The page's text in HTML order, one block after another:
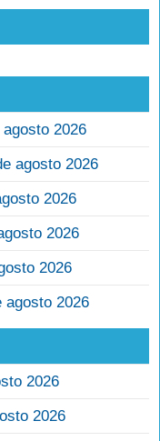
2026
agosto 2026
2026
2026
2026
agosto 2026
2026
2026